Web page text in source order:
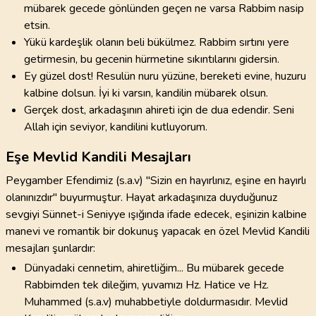
mübarek gecede gönlünden geçen ne varsa Rabbim nasip
etsin.
Yükü kardeşlik olanın beli bükülmez. Rabbim sırtını yere
getirmesin, bu gecenin hürmetine sıkıntılarını gidersin.
Ey güzel dost! Resulün nuru yüzüne, bereketi evine, huzuru
kalbine dolsun. İyi ki varsın, kandilin mübarek olsun.
Gerçek dost, arkadaşının ahireti için de dua edendir. Seni
Allah için seviyor, kandilini kutluyorum.
Eşe Mevlid Kandili Mesajları
Peygamber Efendimiz (s.a.v) "Sizin en hayırlınız, eşine en hayırlı
olanınızdır" buyurmuştur. Hayat arkadaşınıza duyduğunuz
sevgiyi Sünnet-i Seniyye ışığında ifade edecek, eşinizin kalbine
manevi ve romantik bir dokunuş yapacak en özel Mevlid Kandili
mesajları şunlardır:
Dünyadaki cennetim, ahiretliğim... Bu mübarek gecede
Rabbimden tek dileğim, yuvamızı Hz. Hatice ve Hz.
Muhammed (s.a.v) muhabbetiyle doldurmasıdır. Mevlid